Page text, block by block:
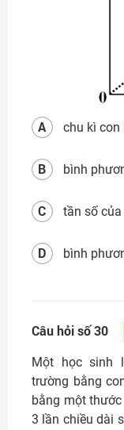
chu
A
bình
B
tần số
C
bình
D
Câu hỏi số 30
Một học sinh
trường bằng
bằng một
3 lần chiều dài